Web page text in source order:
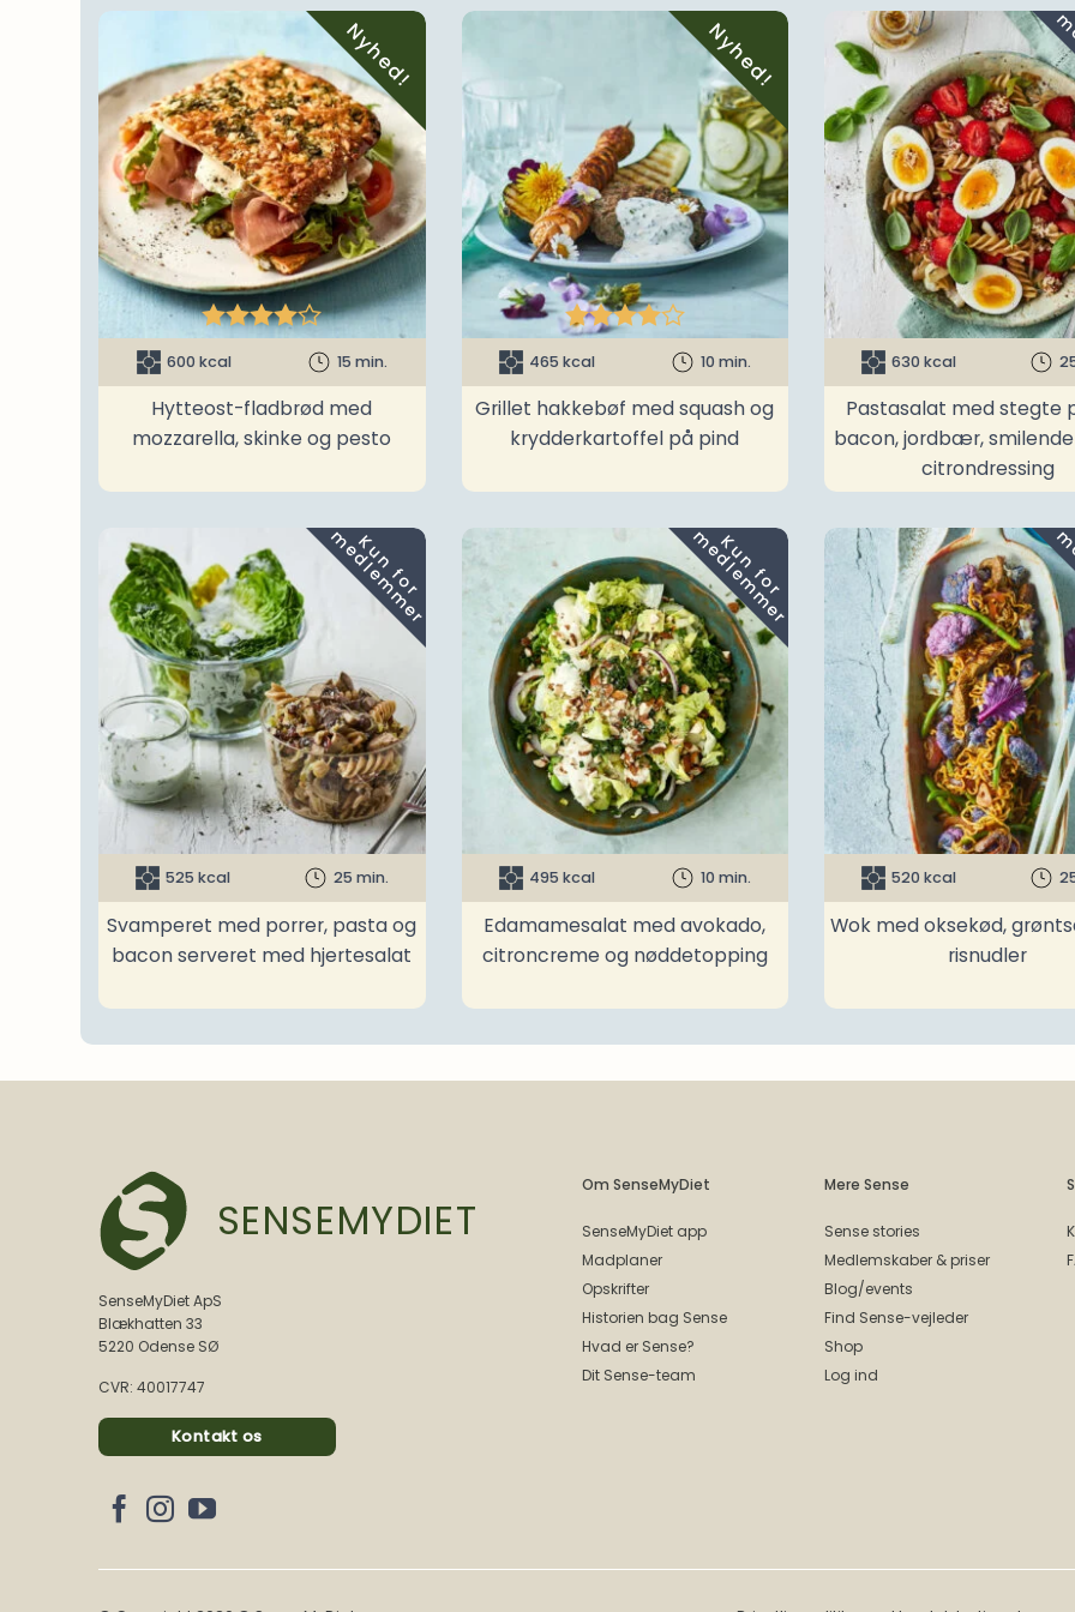
Nyhed!

600 kcal 15 min.
Hytteost-fladbrød med
mozzarella, skinke og pesto
Nyhed!

465 kcal 10 min.
Grillet hakkebøf med squash og
krydderkartoffel på pind
630 kcal
Pastasalat med stegte
bacon, jordbær,
citrondressing
K
u
n
f
o
r
m
e
d
l
e
m
m
e
r
525 kcal 25 min.
Svamperet med porrer, pasta og
bacon serveret med hjertesalat
K
u
n
f
o
r
m
e
d
l
e
m
m
e
r
495 kcal 10 min.
Edamamesalat med avokado,
citroncreme og nøddetopping
520 kcal
Wok med oksekød,
risnudler
SENSEMYDIET
SenseMyDiet ApS
Blækhatten 33
5220 Odense SØ
CVR: 40017747
Kontakt os
Om SenseMyDiet
SenseMyDiet app
Madplaner
Opskrifter
Historien bag Sense
Hvad er Sense?
Dit Sense-team
Mere Sense
Sense stories
Medlemskaber & priser
Blog/events
Find Sense-vejleder
Shop
Log ind